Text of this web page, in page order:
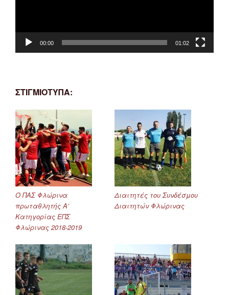
00:00 01:02
ΣΤΙΓΜΙΟΤΥΠΑ:
Ο ΠΑΣ Φλώρινα
πρωταθλητής Α’
Κατηγορίας ΕΠΣ
Φλώρινας 2018-2019
Διαιτητές του Συνδέσμου
Διαιτητών Φλώρινας